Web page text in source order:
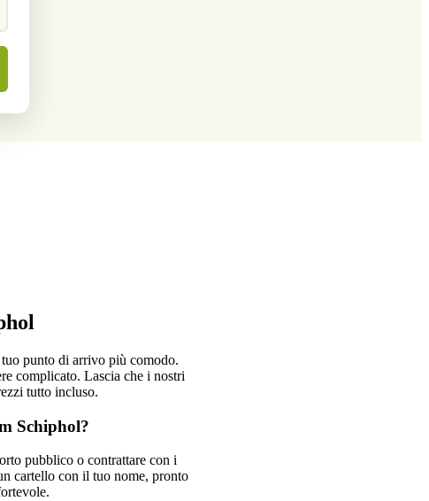
punto di arrivo più comodo.
complicato. Lascia che i nostri
tutto incluso.
Schiphol?
pubblico o contrattare con i
cartello con il tuo nome, pronto